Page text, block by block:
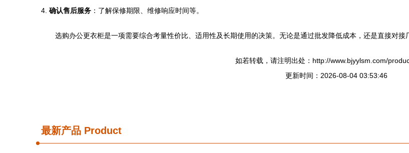
4. 确认售后服务 ：了解保修期限、维修响应时间等。
选购办公更衣柜是一项需要综合考量性价比、适用性及长期使用的决策。无论是通过批发降低成本，还是直接对
如若转载，请注明出处：http://www.bjyylsm.com/
更新时间：2026-08-04 03:53:46
最新产品 Product